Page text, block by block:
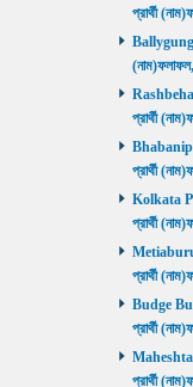
প্রার্থী
Ballygunge
প্রার্থী
প্রার্থী
Kolkata
প্রার্থী
Metiaburuz
প্রার্থী
Budge
প্রার্থী
প্রার্থী